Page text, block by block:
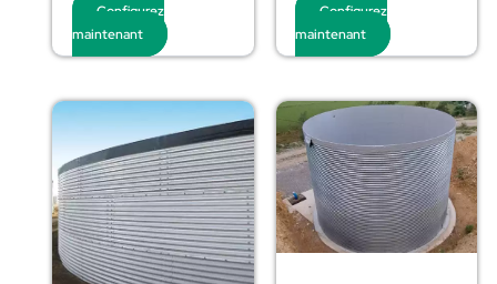
Configurez
maintenant
Configurez
maintenant